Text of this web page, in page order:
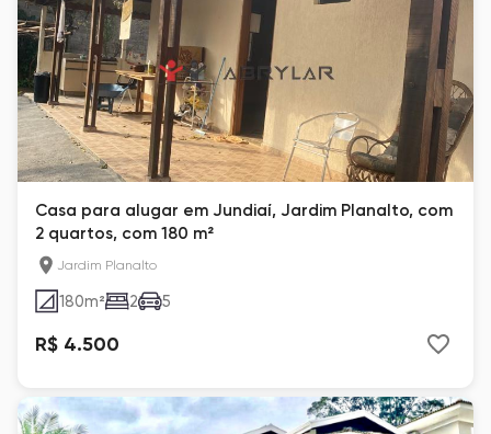
Casa para alugar em Jundiaí, Jardim Planalto, com
2 quartos, com 180 m²
Jardim Planalto
180m² 2 5
R$ 4.500